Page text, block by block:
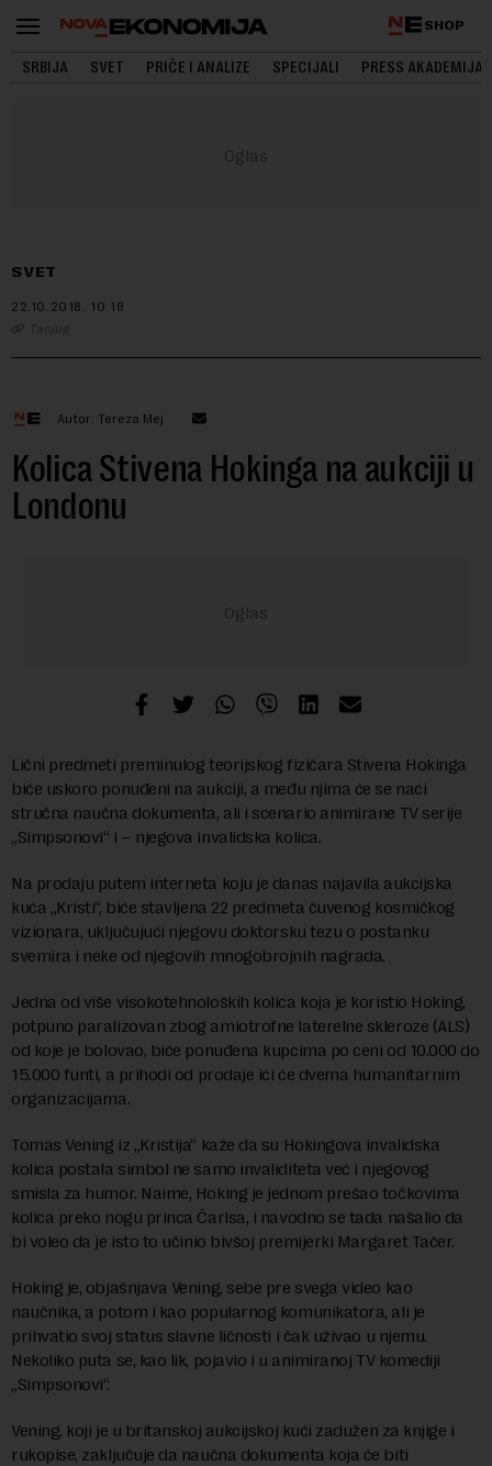
SHOP
SRBIJA SVET PRIČE I ANALIZE SPECIJALI PRESS AKADEMIJA
SVET
22.10.2018. 10:18
Tanjug
Autor: Tereza Mej
Kolica Stivena Hokinga na aukciji u
Londonu
Lični predmeti preminulog teorijskog fizičara Stivena Hokinga
biće uskoro ponuđeni na aukciji, a među njima će se naći
stručna naučna dokumenta, ali i scenario animirane TV serije
„Simpsonovi“ i – njegova invalidska kolica.
Na prodaju putem interneta koju je danas najavila aukcijska
kuća „Kristi“, biće stavljena 22 predmeta čuvenog kosmičkog
vizionara, uključujući njegovu doktorsku tezu o postanku
svemira i neke od njegovih mnogobrojnih nagrada.
Jedna od više visokotehnoloških kolica koja je koristio Hoking,
potpuno paralizovan zbog amiotrofne laterelne skleroze (ALS)
od koje je bolovao, biće ponuđena kupcima po ceni od 10.000 do
15.000 funti, a prihodi od prodaje ići će dvema humanitarnim
organizacijama.
Tomas Vening iz „Kristija“ kaže da su Hokingova invalidska
kolica postala simbol ne samo invaliditeta već i njegovog
smisla za humor. Naime, Hoking je jednom prešao točkovima
kolica preko nogu princa Čarlsa, i navodno se tada našalio da
bi voleo da je isto to učinio bivšoj premijerki Margaret Tačer.
Hoking je, objašnjava Vening, sebe pre svega video kao
naučnika, a potom i kao popularnog komunikatora, ali je
prihvatio svoj status slavne ličnosti i čak uživao u njemu.
Nekoliko puta se, kao lik, pojavio i u animiranoj TV komediji
„Simpsonovi“.
Vening, koji je u britanskoj aukcijskoj kući zadužen za knjige i
rukopise, zaključuje da naučna dokumenta koja će biti